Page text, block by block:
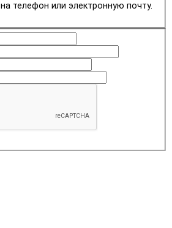
телефон или электронную почту.